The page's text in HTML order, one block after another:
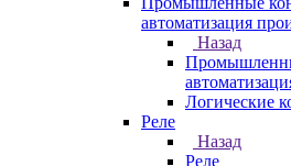
автоматизация
Назад
Логические
Реле
Назад
Реле